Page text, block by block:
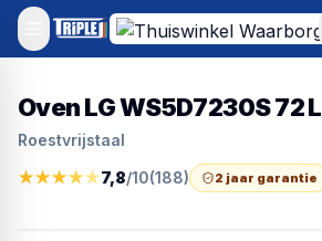
Oven LG WS5D7230S 72 L
Roestvrijstaal
★★★★★7,8/10(188) 2 jaar garantie